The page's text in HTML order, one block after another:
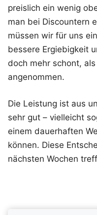
preislich ein wenig
man bei Discountern
müssen wir für uns
bessere Ergiebigkeit
doch mehr schont,
angenommen.
Die Leistung ist aus
sehr gut – vielleicht
einem dauerhaften
können. Diese
nächsten Wochen